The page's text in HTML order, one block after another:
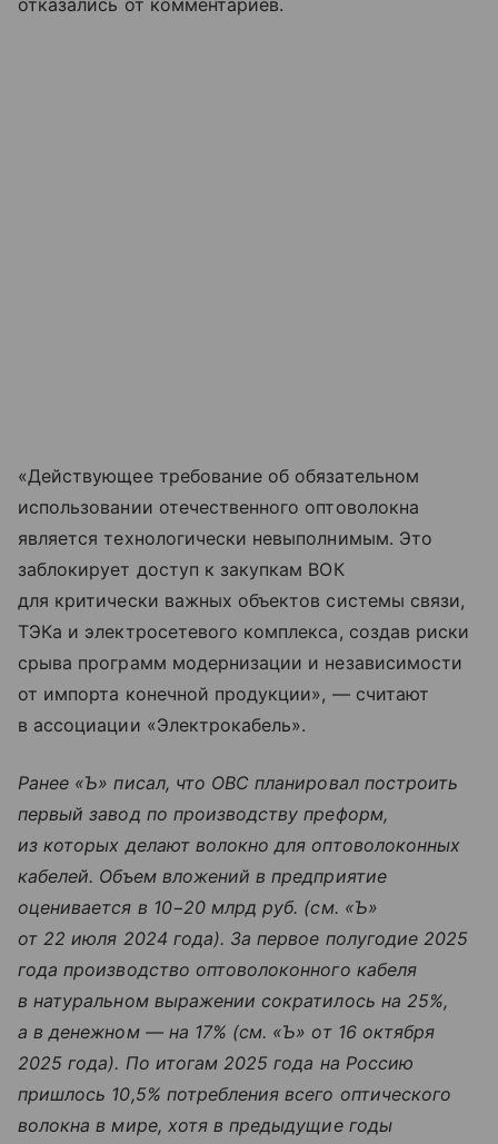
отказались от комментариев.
«Действующее требование об обязательном
использовании отечественного оптоволокна
является технологически невыполнимым. Это
заблокирует доступ к закупкам ВОК
для критически важных объектов системы связи,
ТЭКа и электросетевого комплекса, создав риски
срыва программ модернизации и независимости
от импорта конечной продукции», — считают
в ассоциации «Электрокабель».
Ранее «Ъ» писал, что ОВС планировал построить
первый завод по производству преформ,
из которых делают волокно для оптоволоконных
кабелей. Объем вложений в предприятие
оценивается в 10−20 млрд руб. (см. «Ъ»
от 22 июля 2024 года). За первое полугодие 2025
года производство оптоволоконного кабеля
в натуральном выражении сократилось на 25%,
а в денежном — на 17% (см. «Ъ» от 16 октября
2025 года). По итогам 2025 года на Россию
пришлось 10,5% потребления всего оптического
волокна в мире, хотя в предыдущие годы